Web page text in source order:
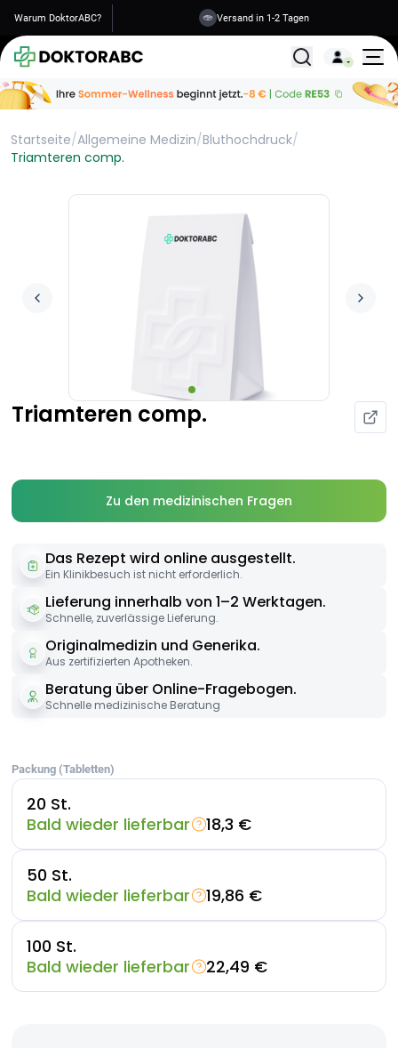
Warum DoktorABC? Versand in 1-2 Tagen
Alle
Startseite/Allgemeine Medizin/Bluthochdruck/
Triamteren comp.
Triamteren comp.
Zu den medizinischen Fragen
Das Rezept wird online ausgestellt.
Ein Klinikbesuch ist nicht erforderlich.
Lieferung innerhalb von 1–2 Werktagen.
Schnelle, zuverlässige Lieferung.
Originalmedizin und Generika.
Aus zertifizierten Apotheken.
Beratung über Online-Fragebogen.
Schnelle medizinische Beratung
Packung (Tabletten)
20 St.
Bald wieder lieferbar
18,3 €
50 St.
Bald wieder lieferbar
19,86 €
100 St.
Bald wieder lieferbar
22,49 €